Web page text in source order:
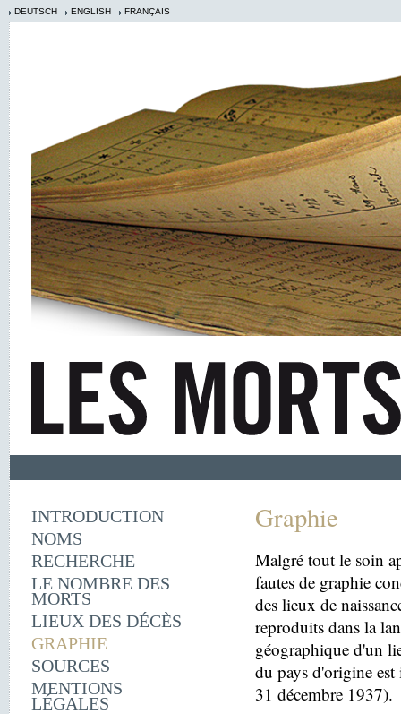
DEUTSCH ENGLISH FRANÇAIS
INTRODUCTION
NOMS
RECHERCHE
LE NOMBRE DES
MORTS
LIEUX DES DÉCÈS
GRAPHIE
SOURCES
MENTIONS
LÉGALES
Graphie
Malgré tout le soin
fautes de graphie
des lieux de
reproduits dans la
géographique d'un
du pays d'origine est
31 décembre 1937).